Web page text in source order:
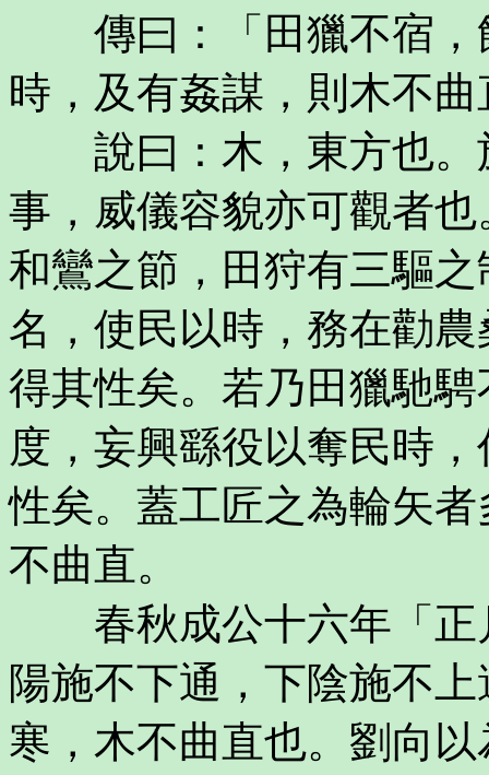
傳曰：「田獵不宿，
時，及有姦謀，則木不曲
說曰：木，東方也。
事，威儀容貌亦可觀者
和鸞之節，田狩有三驅
名，使民以時，務在勸
得其性矣。若乃田獵馳
度，妄興繇役以奪民時
性矣。蓋工匠之為輪矢
不曲直。
春秋成公十六年「正
陽施不下通，下陰施不
寒，木不曲直也。劉向